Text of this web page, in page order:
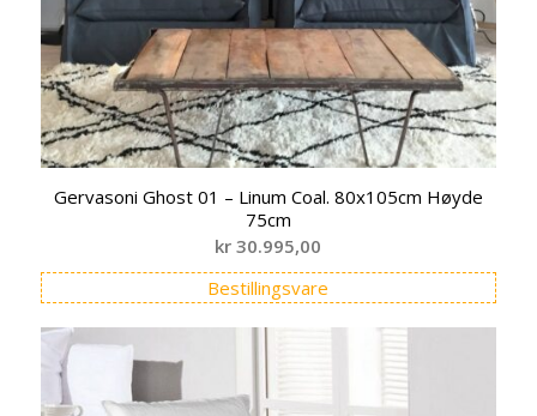
Gervasoni Ghost 01 – Linum Coal. 80x105cm Høyde
75cm
kr 30.995,00
Bestillingsvare